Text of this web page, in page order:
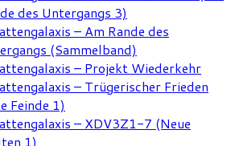
des Untergangs 3)
– Am Rande des
(Sammelband)
– Projekt Wiederkehr
– Trügerischer Frieden
Feinde 1)
– XDV3Z1-7 (Neue
1)